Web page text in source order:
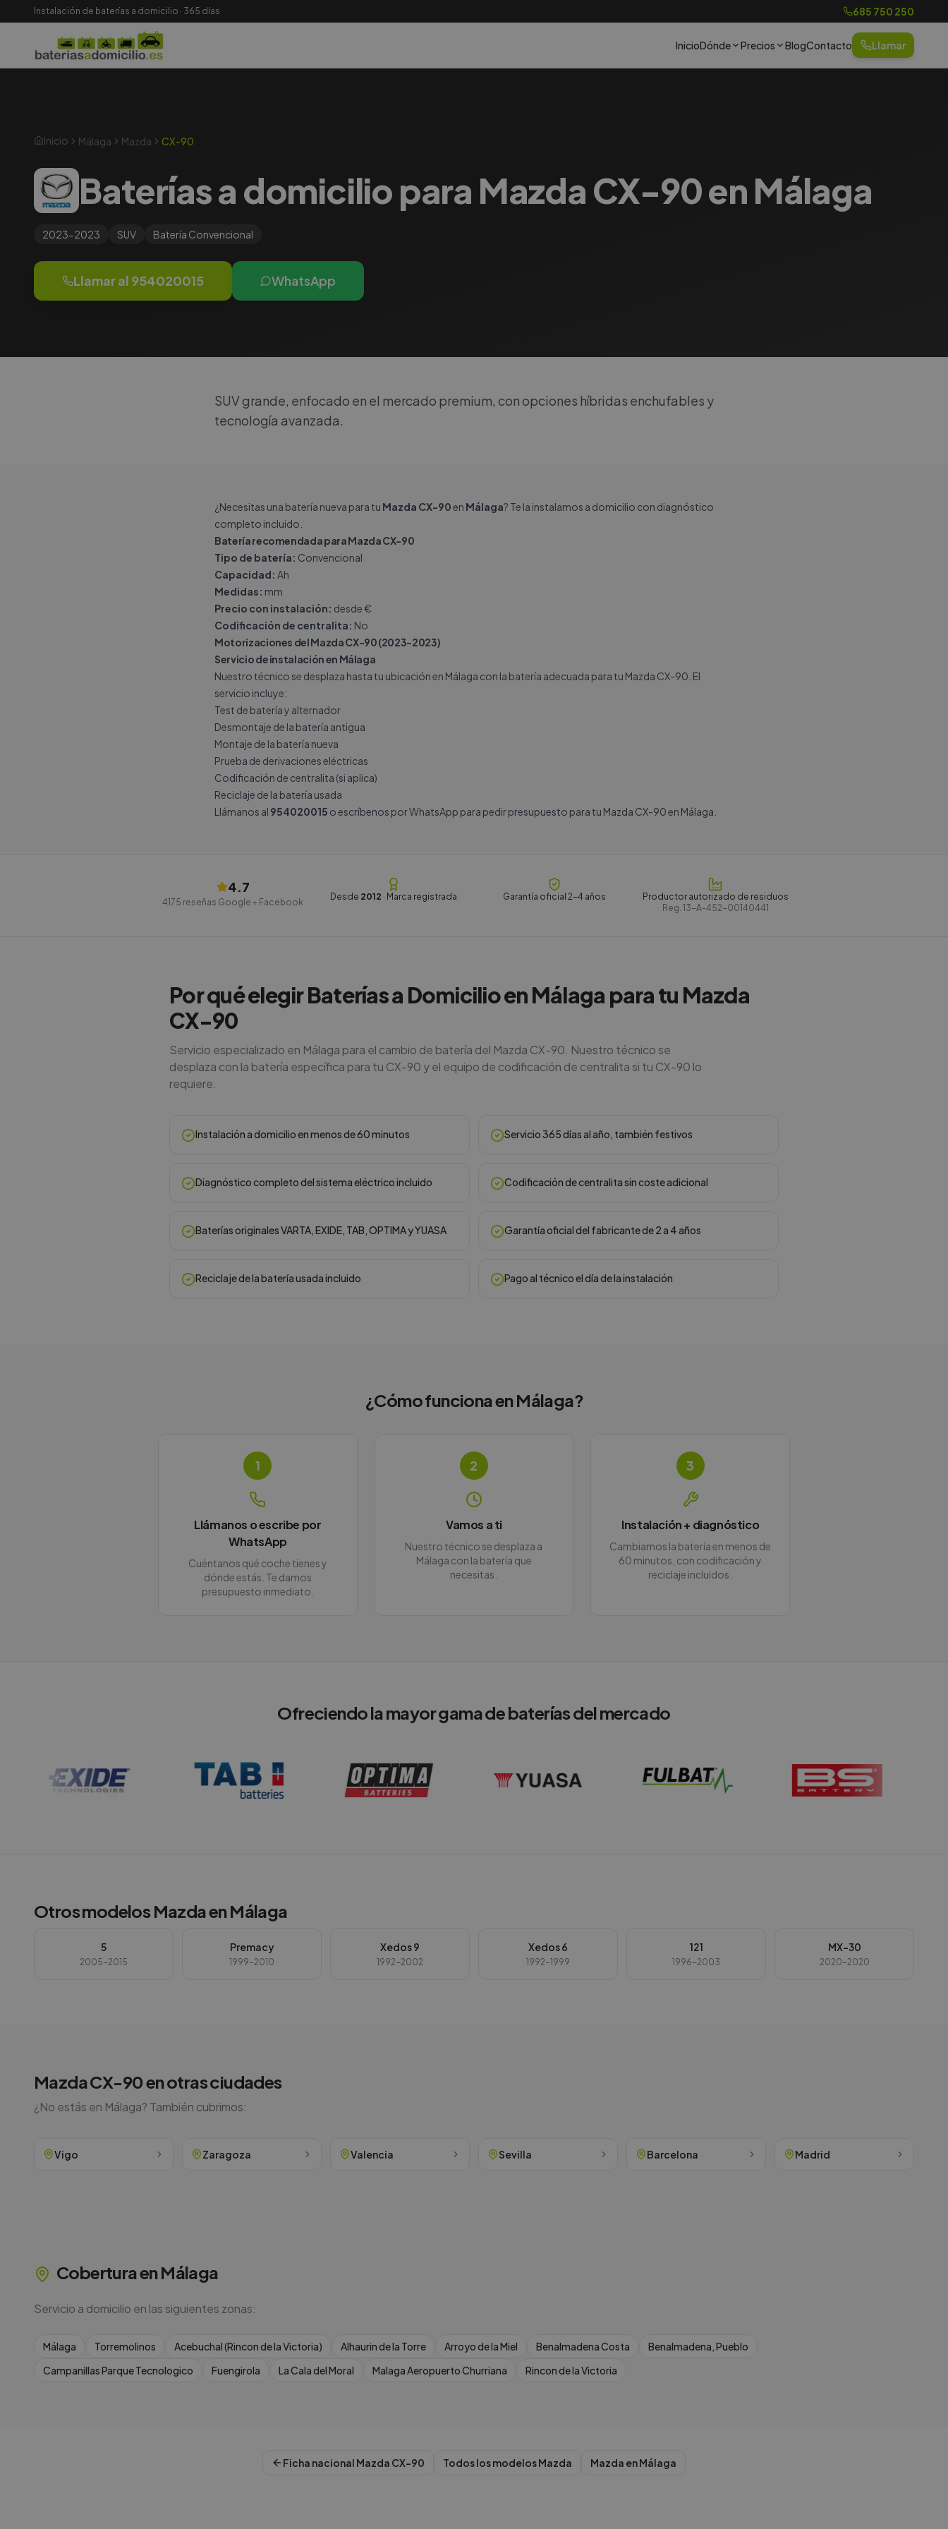
Instalación de baterías a domicilio · 365 días 685 750 250
InicioDónde Precios BlogContacto Llamar
Inicio Málaga Mazda CX-90
Baterías a domicilio para Mazda CX-90 en Málaga
2023-2023 SUV Batería Convencional
Llamar al 954020015 WhatsApp
SUV grande, enfocado en el mercado premium, con opciones híbridas enchufables y
tecnología avanzada.
¿Necesitas una batería nueva para tu Mazda CX-90en Málaga? Te la instalamos a domicilio con diagnóstico
completo incluido.
Batería recomendada para Mazda CX-90
Tipo de batería: Convencional
Capacidad: Ah
Medidas: mm
Precio con instalación: desde €
Codificación de centralita: No
Motorizaciones del Mazda CX-90 (2023-2023)
Servicio de instalación en Málaga
Nuestro técnico se desplaza hasta tu ubicación en Málaga con la batería adecuada para tu Mazda CX-90. El
servicio incluye:
Test de batería y alternador
Desmontaje de la batería antigua
Montaje de la batería nueva
Prueba de derivaciones eléctricas
Codificación de centralita (si aplica)
Reciclaje de la batería usada
Llámanos al 954020015 o escríbenos porWhatsApp para pedir presupuesto para tu Mazda CX-90 en Málaga.
4.7
4175 reseñas Google + Facebook
Desde 2012 · Marca registrada Garantía oficial 2-4 años
Productor autorizado de residuos
Reg. 13-A-452-00140441
Por qué elegir Baterías a Domicilio en Málaga para tu Mazda
CX-90
Servicio especializado en Málaga para el cambio de batería del Mazda CX-90. Nuestro técnico se
desplaza con la batería específica para tu CX-90 y el equipo de codificación de centralita si tu CX-90 lo
requiere.
Instalación a domicilio en menos de 60 minutos Servicio 365 días al año, también festivos
Diagnóstico completo del sistema eléctrico incluido Codificación de centralita sin coste adicional
Baterías originales VARTA, EXIDE, TAB, OPTIMA y YUASA Garantía oficial del fabricante de 2 a 4 años
Reciclaje de la batería usada incluido Pago al técnico el día de la instalación
¿Cómo funciona enMálaga?
1
Llámanos o escribe por
WhatsApp
Cuéntanos qué coche tienes y
dónde estás. Te damos
presupuesto inmediato.
2
Vamos a ti
Nuestro técnico se desplaza a
Málaga con la batería que
necesitas.
3
Instalación + diagnóstico
Cambiamos la batería en menos de
60 minutos, con codificación y
reciclaje incluidos.
Ofreciendo la mayor gama de baterías del mercado
Otros modelosMazdaenMálaga
5
2005-2015
Premacy
1999-2010
Xedos 9
1992-2002
Xedos 6
1992-1999
121
1996-2003
MX-30
2020-2020
MazdaCX-90en otras ciudades
¿No estás en Málaga? También cubrimos:
Vigo Zaragoza Valencia Sevilla Barcelona Madrid
Cobertura enMálaga
Servicio a domicilio en las siguientes zonas:
Málaga Torremolinos Acebuchal (Rincon de la Victoria) Alhaurin de la Torre Arroyo de la Miel Benalmadena Costa
Benalmadena, Pueblo
Campanillas Parque Tecnologico
Fuengirola La Cala del Moral Malaga Aeropuerto Churriana Rincon de la Victoria
Ficha nacional Mazda CX-90 Todos los modelosMazda Mazda enMálaga